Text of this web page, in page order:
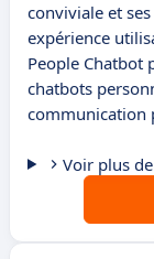
conviviale et
expérience
People Chatbot
chatbots
communication
Voir plus